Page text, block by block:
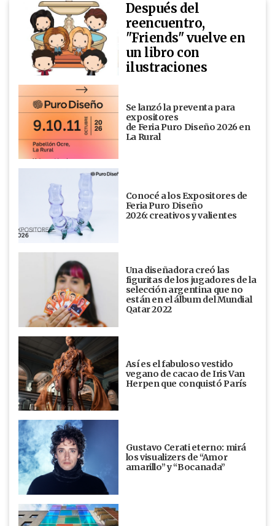
Después del
reencuentro,
"Friends" vuelve en
un libro con
ilustraciones
Se lanzó la preventa para
expositores
de Feria Puro Diseño 2026 en
La Rural
Conocé a los Expositores de
Feria Puro Diseño
2026: creativos y valientes
Una diseñadora creó las
figuritas de los jugadores de la
selección argentina que no
están en el álbum del Mundial
Qatar 2022
Así es el fabuloso vestido
vegano de cacao de Iris Van
Herpen que conquistó París
Gustavo Cerati eterno: mirá
los visualizers de “Amor
amarillo” y “Bocanada”